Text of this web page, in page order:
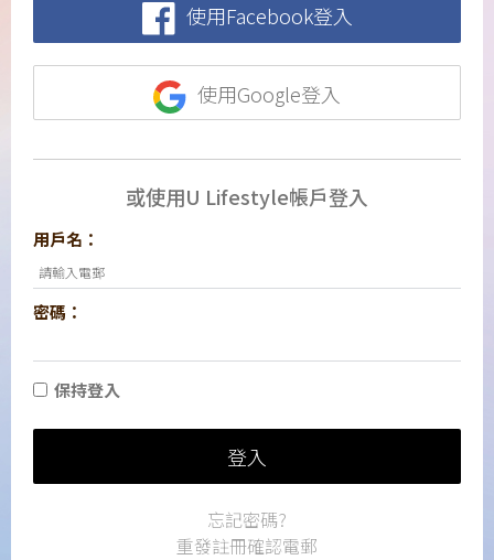
使用Facebook登入
使用Google登入
或使用U Lifestyle帳戶登入
用戶名：
密碼：
保持登入
登入
忘記密碼?
重發註冊確認電郵